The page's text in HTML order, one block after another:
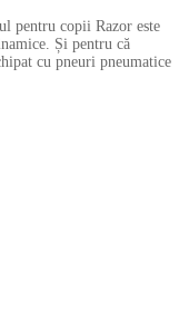
pentru copii Razor este
Și pentru că
cu pneuri pneumatice